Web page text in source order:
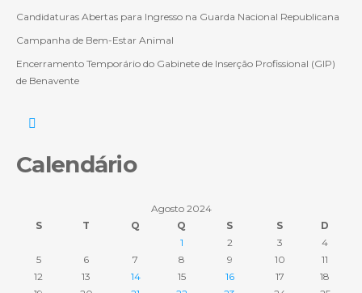
Candidaturas Abertas para Ingresso na Guarda Nacional Republicana
Campanha de Bem-Estar Animal
Encerramento Temporário do Gabinete de Inserção Profissional (GIP)
de Benavente
Calendário
Agosto 2024
S
T Q Q S S
D
1
2 3
4
5
6 7 8 9 10
11
12
13 14 15 16 17
18